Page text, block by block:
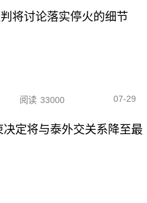
将讨论落实停火的细节
阅读 33000 07-29
定将与泰外交关系降至最